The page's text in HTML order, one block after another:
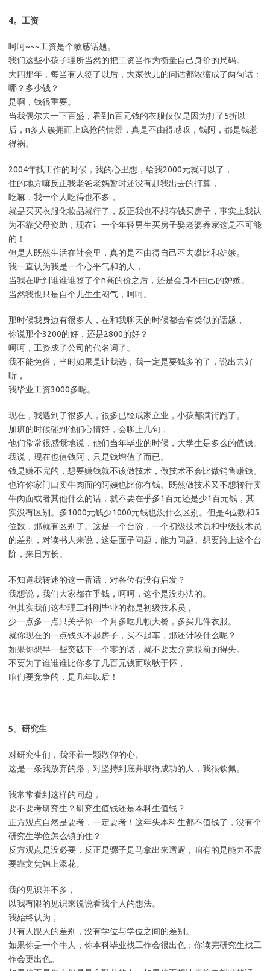
4。工资
呵呵~~~工资是个敏感话题。
我们这些小孩子理所当然的把工资当作为衡量自己身价的尺码。
大四那年，每当有人签了以后，大家伙儿的问话都浓缩成了两句话：
哪？多少钱？
是啊，钱很重要。
当我偶尔去一下百盛，看到n百元钱的衣服仅仅是因为打了5折以
后，n多人簇拥而上疯抢的情景，真是不由得感叹，钱阿，都是钱惹
得祸。
2004年找工作的时候，我的心里想，给我2000元就可以了，
住的地方嘛反正我老爸老妈暂时还没有赶我出去的打算，
吃嘛，我一个人吃得也不多，
就是买买衣服化妆品就行了，反正我也不想存钱买房子，事实上我认
为不靠父母资助，现在让一个年轻男生买房子娶老婆养家这是不可能
的！
但是人既然生活在社会里，真的是不由得自己不去攀比和妒嫉。
我一直认为我是一个心平气和的人，
当我在听到谁谁谁签了个n高的价之后，还是会身不由己的妒嫉。
当然我也只是自个儿生生闷气，呵呵。
那时候我身边有很多人，在和我聊天的时候都会有类似的话题，
你说那个3200的好，还是2800的好？
呵呵，工资成了公司的代名词了。
我不能免俗，当时如果是让我选，我一定是要钱多的了，说出去好
听，
我毕业工资3000多呢。
现在，我遇到了很多人，很多已经成家立业，小孩都满街跑了。
加班的时候碰到他们心情好，会聊上几句，
他们常常很感慨地说，他们当年毕业的时候，大学生是多么的值钱。
我说，现在也值钱阿，只是钱增值了而已。
钱是赚不完的，想要赚钱就不该做技术，做技术不会比做销售赚钱。
也许你家门口卖牛肉面的阿姨也比你有钱。既然做技术又不想转行卖
牛肉面或者其他什么的话，就不要在乎多1百元还是少1百元钱，其
实没有区别。多1000元钱少1000元钱也没什么区别。但是4位数和5
位数，那就有区别了。这是一个台阶，一个初级技术员和中级技术员
的差别，对读书人来说，这是面子问题，能力问题。想要跨上这个台
阶，来日方长。
不知道我转述的这一番话，对各位有没有启发？
我想说，我们大家都在乎钱，呵呵，这个是没办法的。
但其实我们这些理工科刚毕业的都是初级技术员，
少一点多一点只关乎你一个月多吃几顿大餐，多买几件衣服。
就你现在的一点钱买不起房子，买不起车，那还计较什么呢？
如果你想早一些突破下一个零的话，就不要太介意眼前的得失。
不要为了谁谁谁比你多了几百元钱而耿耿于怀，
咱们要竞争的，是几年以后！
5。研究生
对研究生们，我怀着一颗敬仰的心。
这是一条我放弃的路，对坚持到底并取得成功的人，我很钦佩。
我常常看到这样的问题，
要不要考研究生？研究生值钱还是本科生值钱？
正方观点自然是要考，一定要考！这年头本科生都不值钱了，没有个
研究生学位怎么镇的住？
反方观点是没必要，反正是骡子是马拿出来遛遛，咱有的是能力不需
要靠文凭锦上添花。
我的见识并不多，
以我有限的见识来说说看我个人的想法。
我始终认为，
只有人跟人的差别，没有学位与学位之间的差别。
如果你是一个牛人，你本科毕业找工作会很出色；你读完研究生找工
作会更出色。